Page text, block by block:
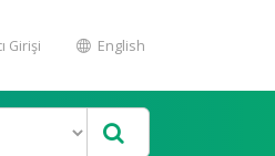
Girişi English